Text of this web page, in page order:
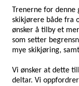
Trenerne for denne
skikjørere både fra
ønsker å tilby et
som setter
mye skikjøring,
Vi ønsker at dette
deltar. Vi